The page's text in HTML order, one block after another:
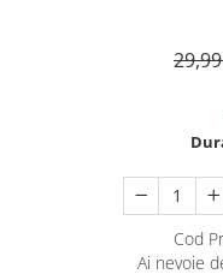
Cod
Ai nevoie